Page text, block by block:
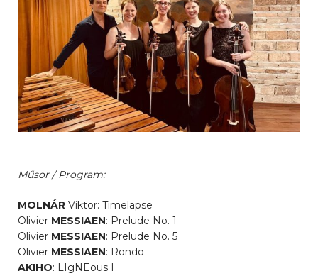
Műsor / Program:
MOLNÁR Viktor: Timelapse
Olivier MESSIAEN: Prelude No. 1
Olivier MESSIAEN: Prelude No. 5
Olivier MESSIAEN: Rondo
AKIHO: LIgNEous I